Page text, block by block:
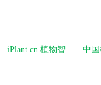
iPlant.cn 植物智——中国